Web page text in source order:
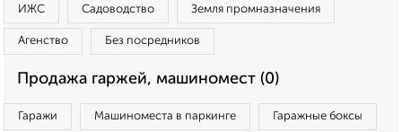
ИЖС Садоводство Земля промназначения
Агенство Без посредников
Продажа гаржей, машиномест (0)
Гаражи Машиноместа в паркинге Гаражные боксы